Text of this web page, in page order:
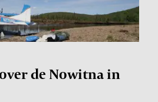
de Nowitna in